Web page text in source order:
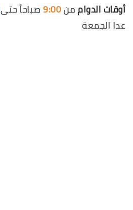
أوقات الدواممن9:00صباحاً حتى
عدا الجمعة